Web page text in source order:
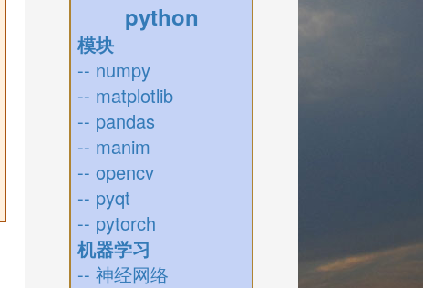
python
模块
-- numpy
-- matplotlib
-- pandas
-- manim
-- opencv
-- pyqt
-- pytorch
机器学习
-- 神经网络